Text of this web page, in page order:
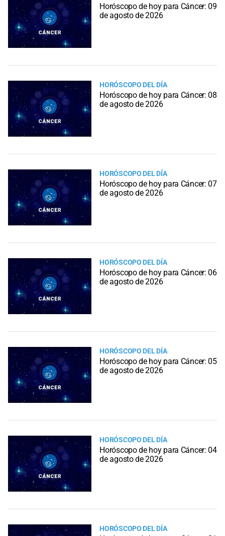
Horóscopo de hoy para Cáncer: 09
de agosto de 2026
HORÓSCOPO DEL DÍA
Horóscopo de hoy para Cáncer: 08
de agosto de 2026
HORÓSCOPO DEL DÍA
Horóscopo de hoy para Cáncer: 07
de agosto de 2026
HORÓSCOPO DEL DÍA
Horóscopo de hoy para Cáncer: 06
de agosto de 2026
HORÓSCOPO DEL DÍA
Horóscopo de hoy para Cáncer: 05
de agosto de 2026
HORÓSCOPO DEL DÍA
Horóscopo de hoy para Cáncer: 04
de agosto de 2026
HORÓSCOPO DEL DÍA